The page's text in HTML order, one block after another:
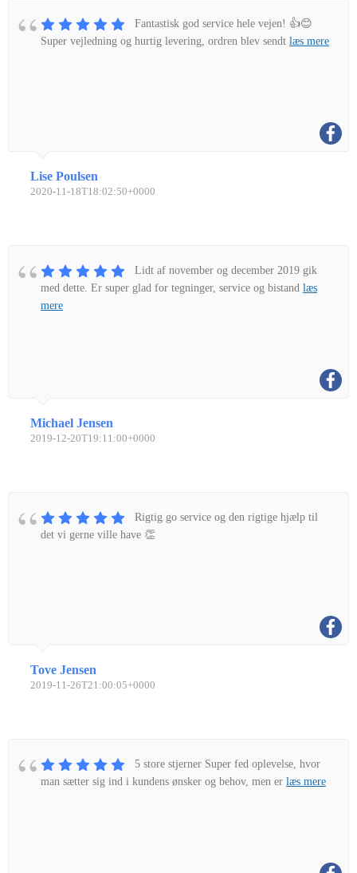
Fantastisk god service hele vejen! 👍😊
Super vejledning og hurtig levering, ordren blev sendt læs mere
Lise Poulsen
2020-11-18T18:02:50+0000
Lidt af november og december 2019 gik
med dette. Er super glad for tegninger, service og bistand læs
mere
Michael Jensen
2019-12-20T19:11:00+0000
Rigtig go service og den rigtige hjælp til
det vi gerne ville have 👏
Tove Jensen
2019-11-26T21:00:05+0000
5 store stjerner Super fed oplevelse, hvor
man sætter sig ind i kundens ønsker og behov, men er læs mere